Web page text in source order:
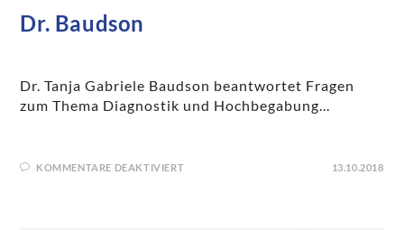
Dr. Baudson
Dr. Tanja Gabriele Baudson beantwortet Fragen
zum Thema Diagnostik und Hochbegabung...
KOMMENTARE DEAKTIVIERT 13.10.2018